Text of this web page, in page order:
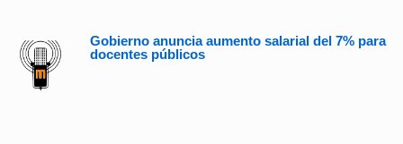
Gobierno anuncia aumento salarial del 7% para
docentes públicos